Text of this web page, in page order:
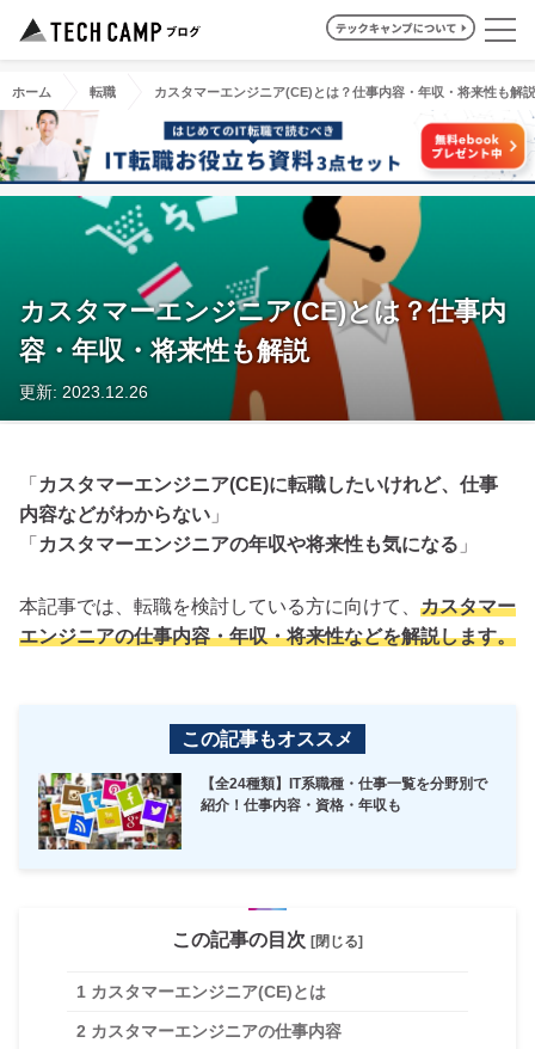
ホーム 転職 カスタマーエンジニア(CE)とは？仕事内容・年収・将来性も解説
カスタマーエンジニア(CE)とは？仕事内
容・年収・将来性も解説
更新: 2023.12.26
「 カスタマーエンジニア(CE)に転職したいけれど、仕事
内容などがわからない 」
「 カスタマーエンジニアの年収や将来性も気になる 」
本記事では、転職を検討している方に向けて、 カスタマー
エンジニアの仕事内容・年収・将来性などを解説します。
この記事もオススメ
【全24種類】IT系職種・仕事一覧を分野別で
紹介！仕事内容・資格・年収も
この記事の目次 [閉じる]
1 カスタマーエンジニア(CE)とは
2 カスタマーエンジニアの仕事内容